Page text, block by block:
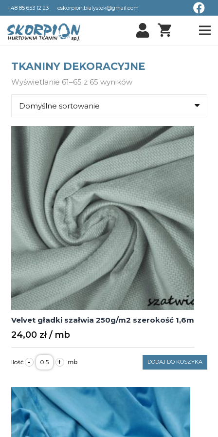
+48 85 653 12 23 eskorpion.bialystok@gmail.com
shopping_cart
TKANINY DEKORACYJNE
Wyświetlanie 61–65 z 65 wyników
Velvet gładki szałwia 250g/m2 szerokość 1,6m
24,00 zł
- ilość
Velvet
gładki
250g/m2
szerokość
1,6m
+ DODAJ DO KOSZYKA